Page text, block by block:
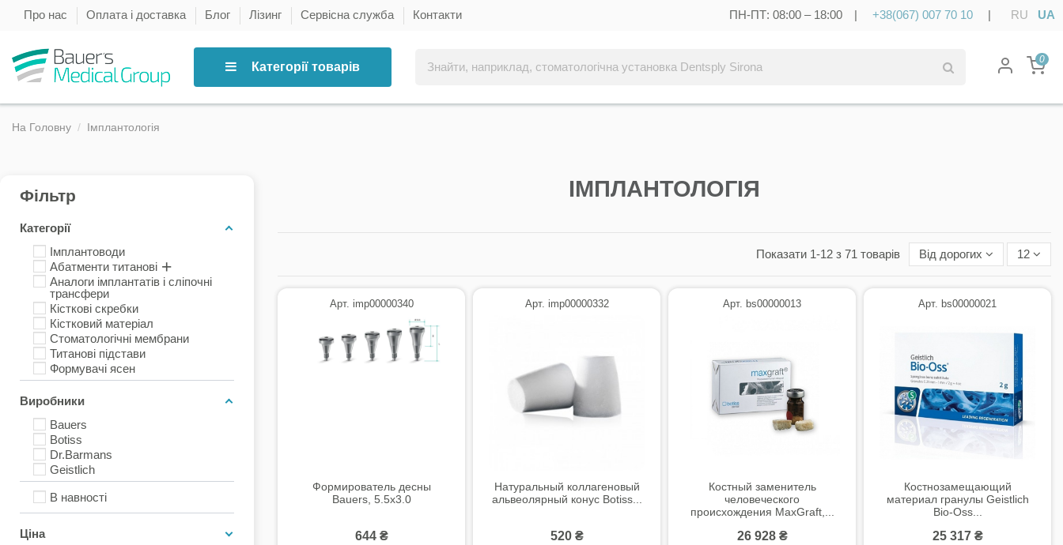
Про нас Оплата і доставка Блог Лізинг Сервісна служба Контакти ПН-ПТ: 08:00 – 18:00 | +38(067) 007 70 10 | RU UA
Категорії товарів
0
На Головну Імплантологія
Фільтр
Категорії
Імплантоводи
Абатменти титанові
Аналоги імплантатів і сліпочні
трансфери
Кісткові скребки
Кістковий матеріал
Стоматологічні мембрани
Титанові підстави
Формувачі ясен
Виробники
Bauers
Botiss
Dr.Barmans
Geistlich
В навності
Ціна
ІМПЛАНТОЛОГІЯ
Показати 1-12 з 71 товарів Від дорогих 12
Арт. imp00000340
Формирователь десны
Bauers, 5.5х3.0
644 ₴
Арт. imp00000332
Натуральный коллагеновый
альвеолярный конус Botiss...
520 ₴
Арт. bs00000013
Костный заменитель
человеческого
происхождения MaxGraft,...
26 928 ₴
Арт. bs00000021
Костнозамещающий
материал гранулы Geistlich
Bio-Oss...
25 317 ₴